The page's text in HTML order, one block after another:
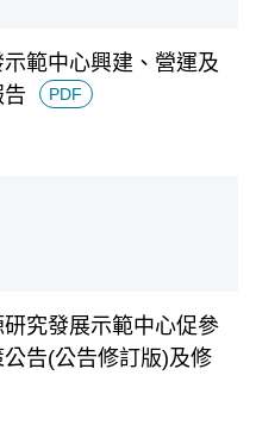
示範中心興建、營運及
PDF
研究發展示範中心促參
告(公告修訂版)及修